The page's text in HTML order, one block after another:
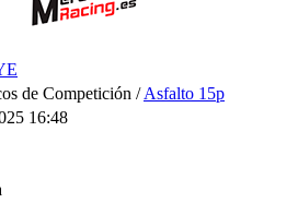
de Competición /Asfalto 15p
16:48